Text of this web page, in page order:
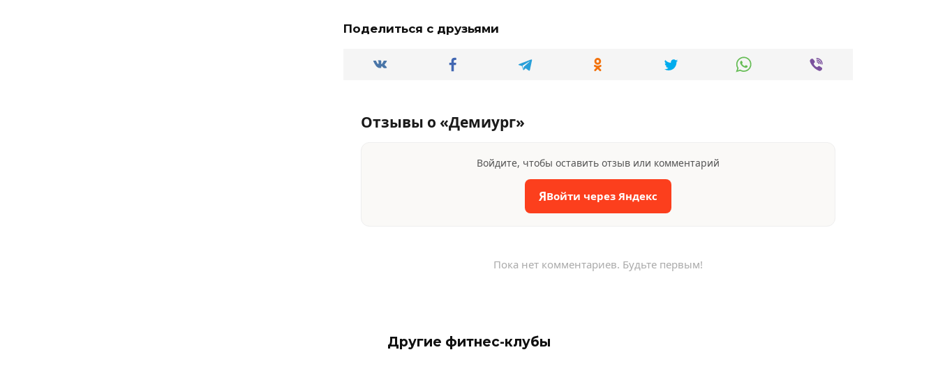
Поделиться с друзьями
Отзывы о «Демиург»
Войдите, чтобы оставить отзыв или комментарий
ЯВойти через Яндекс
Пока нет комментариев. Будьте первым!
Другие фитнес-клубы